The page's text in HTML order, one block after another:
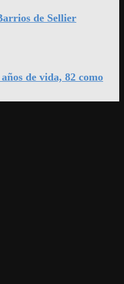
de Sellier
de vida, 82 como